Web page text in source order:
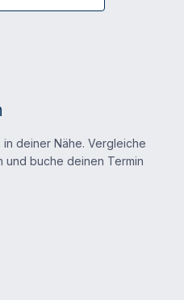
deiner Nähe. Vergleiche
und buche deinen Termin